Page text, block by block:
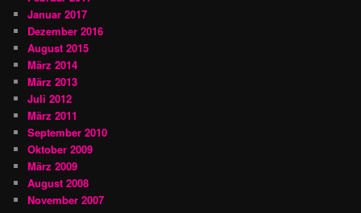
Januar 2017
Dezember 2016
August 2015
März 2014
März 2013
Juli 2012
März 2011
September 2010
Oktober 2009
März 2009
August 2008
November 2007